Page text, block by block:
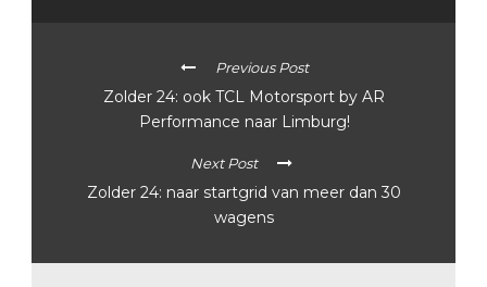
Previous Post
Zolder 24: ook TCL Motorsport by AR
Performance naar Limburg!
Next Post
Zolder 24: naar startgrid van meer dan 30
wagens